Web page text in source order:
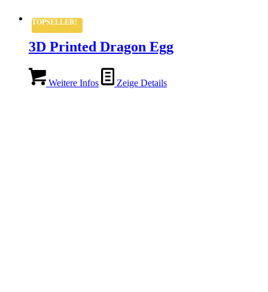
TOPSELLER!
3D Printed Dragon Egg
Weitere Infos Zeige Details